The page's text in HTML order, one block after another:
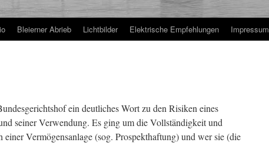
Bleierner Abrieb Lichtbilder Elektrische Empfehlungen Impressum
ein deutliches Wort zu den Risiken eines
seiner Verwendung. Es ging um die Vollständigkeit und
Vermögensanlage (sog. Prospekthaftung) und wer sie (die